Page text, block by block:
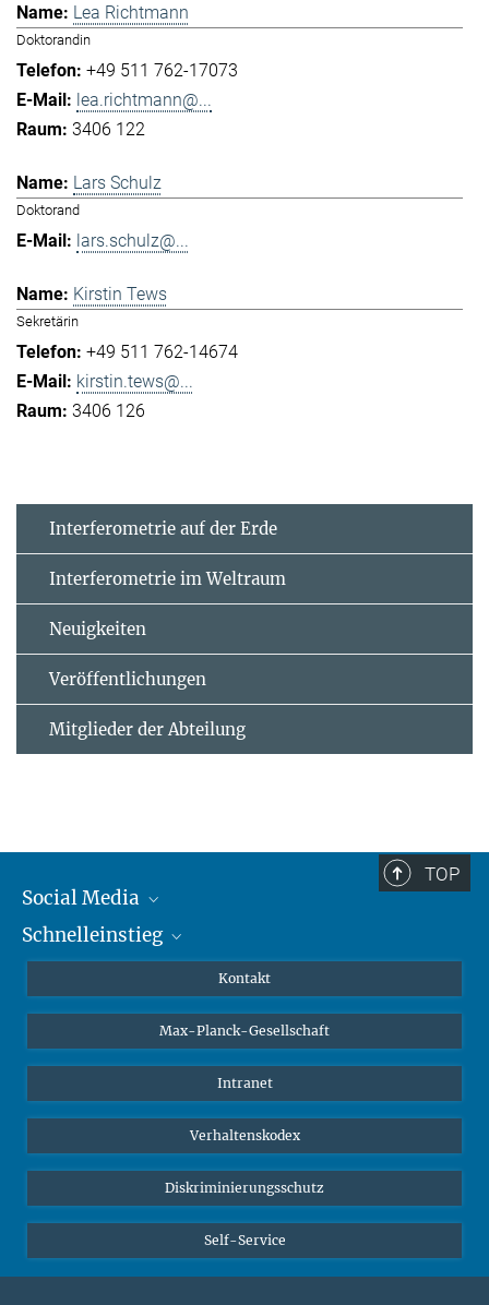
Lea Richtmann
Doktorandin
+49 511 762-17073
lea.richtmann@...
3406 122
Lars Schulz
Doktorand
lars.schulz@...
Kirstin Tews
Sekretärin
+49 511 762-14674
kirstin.tews@...
3406 126
Interferometrie auf der Erde
Interferometrie im Weltraum
Neuigkeiten
Veröffentlichungen
Mitglieder der Abteilung
TOP
Social Media
Mastodon
Schnelleinstieg
Studierende
Schüler*innen
Öffentlichkeit
Alumnae | Alumni
Kontakt
Max-Planck-Gesellschaft
Intranet
Verhaltenskodex
Diskriminierungsschutz
Self-Service